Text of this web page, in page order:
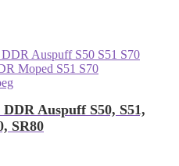
Auspuff S50, S51,
SR80